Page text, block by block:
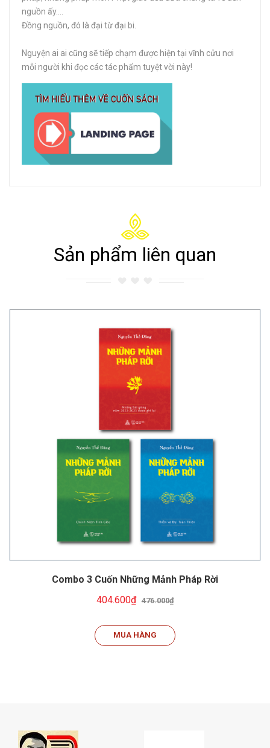
nguồn ấy….
Đồng nguồn, đó là đại từ đại bi.
Nguyện ai ai cũng sẽ tiếp chạm được hiện tại vĩnh cửu nơi
mỗi người khi đọc các tác phẩm tuyệt vời này!
Sản phẩm liên quan
Combo 3 Cuốn Những Mảnh Pháp Rời
404.600₫ 476.000₫
MUA HÀNG